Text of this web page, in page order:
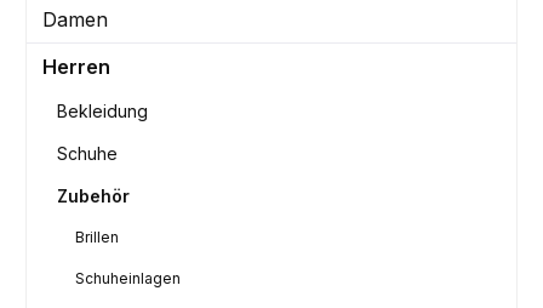
Damen
Herren
Bekleidung
Schuhe
Zubehör
Brillen
Schuheinlagen